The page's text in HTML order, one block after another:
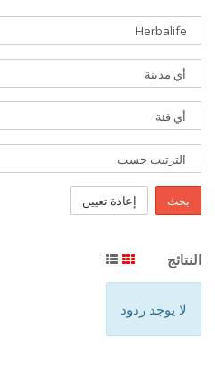
بحث إعادة تعيين
النتائج
لا يوجد ردود